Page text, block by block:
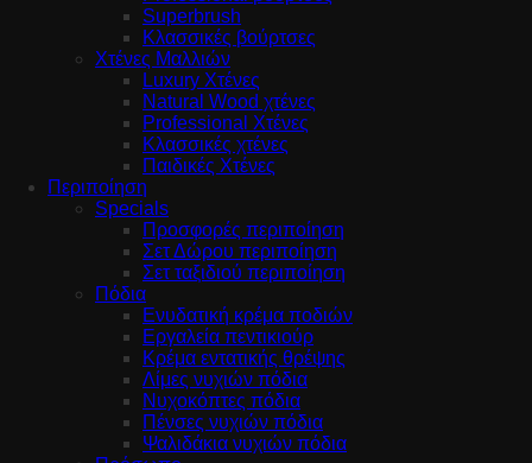
Superbrush
Κλασσικές βούρτσες
Χτένες Μαλλιών
Luxury Χτένες
Natural Wood χτένες
Professional Χτένες
Κλασσικές χτένες
Παιδικές Χτένες
Περιποίηση
Specials
Προσφορές περιποίηση
Σετ Δώρου περιποίηση
Σετ ταξιδιού περιποίηση
Πόδια
Ενυδατική κρέμα ποδιών
Εργαλεία πεντικιούρ
Κρέμα εντατικής θρέψης
Λίμες νυχιών πόδια
Νυχοκόπτες πόδια
Πένσες νυχιών πόδια
Ψαλιδάκια νυχιών πόδια